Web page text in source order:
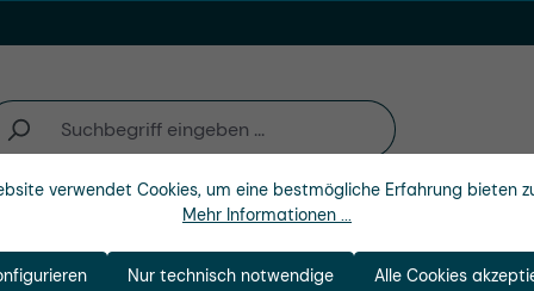
Unternehmen
verwendet Cookies, um eine bestmögliche Erfahrung bieten
Mehr Informationen ...
Nur technisch notwendige Alle Cookies